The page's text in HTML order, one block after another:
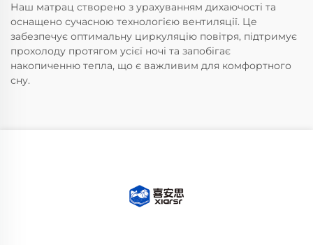
Наш матрац створено з урахуванням дихаючості та
оснащено сучасною технологією вентиляції. Це
забезпечує оптимальну циркуляцію повітря, підтримує
прохолоду протягом усієї ночі та запобігає
накопиченню тепла, що є важливим для комфортного
сну.